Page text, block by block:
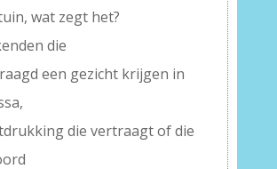
wat zegt het?
die
een gezicht krijgen in
die vertraagt of die